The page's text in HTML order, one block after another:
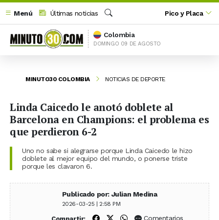
Menú
Últimas noticias
Buscar
Pico y Placa
Colombia
DOMINGO 09 DE AGOSTO
MINUTO30 COLOMBIA NOTICIAS DE DEPORTE
Linda Caicedo le anotó doblete al
Barcelona en Champions: el problema es
que perdieron 6-2
Uno no sabe si alegrarse porque Linda Caicedo le hizo
doblete al mejor equipo del mundo, o ponerse triste
porque les clavaron 6.
Publicado por: Julian Medina
2026-03-25 | 2:58 PM
Compartir en Facebook
Compartir en X (Twitter)
Compartir en WhatsApp
Comentarios